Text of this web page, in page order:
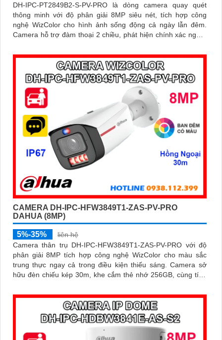
DH-IPC-PT2849B2-S-PV-PRO là dòng camera quay quét
thông minh với độ phân giải 8MP siêu nét, tích hợp công
nghệ WizColor cho hình ảnh sống động cả ngày lẫn đêm.
Camera hỗ trợ đàm thoại 2 chiều, phát hiện chính xác người
CAMERA DH-IPC-HFW3849T1-ZAS-PV-PRO
DAHUA (8MP)
5%-35%
liên hệ
Camera thân trụ DH-IPC-HFW3849T1-ZAS-PV-PRO với độ
phân giải 8MP tích hợp công nghệ WizColor cho màu sắc
trung thực ngay cả trong điều kiện thiếu sáng. Camera sở
hữu đèn chiếu kép 30m, khe cắm thẻ nhớ 256GB, cùng tính
sát hiệu quả và phản ứng kịp thời